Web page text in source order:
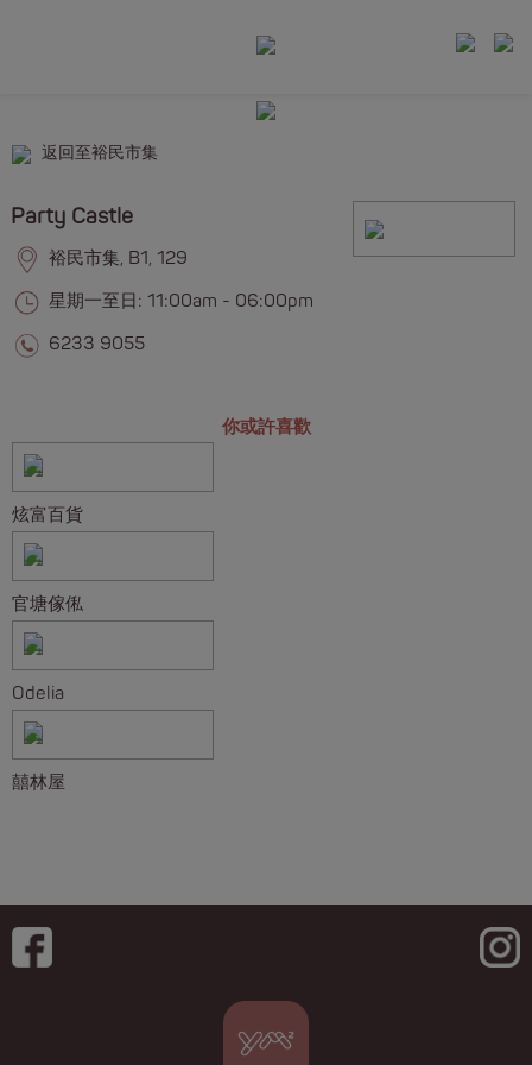
返回至裕民市集
Party Castle
裕民市集, B1, 129
星期一至日: 11:00am - 06:00pm
6233 9055
你或許喜歡
炫富百貨
官塘傢俬
Odelia
囍林屋